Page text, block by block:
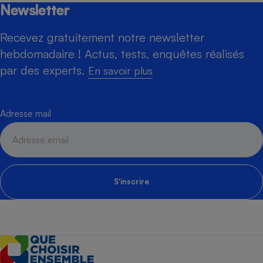
Newsletter
Recevez gratuitement notre newsletter
hebdomadaire ! Actus, tests, enquêtes réalisés
par des experts. En savoir plus
Adresse mail
S'inscrire